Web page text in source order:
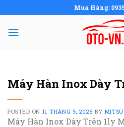
to
content
Mua Hàng:
Máy Hàn Inox Dày
POSTED ON 11 THÁNG 9, 2025 BY MITSU
Máy Hàn Inox Dày Trên 1ly